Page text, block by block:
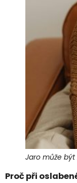
Jaro může
Proč při